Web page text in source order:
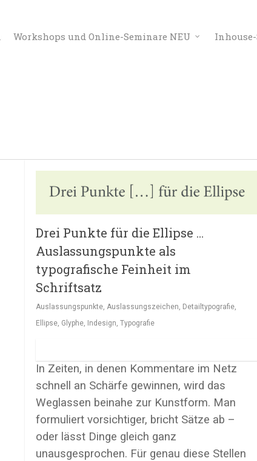
Workshops und Online-Seminare NEU
Drei Punkte für die Ellipse …
Auslassungspunkte als
typografische Feinheit im
Schriftsatz
Auslassungspunkte Auslassungszeichen Detailtypografie
Ellipse Glyphe Indesign Typografie
In Zeiten, in denen Kommentare im Netz
schnell an Schärfe gewinnen, wird das
Weglassen beinahe zur Kunstform. Man
formuliert vorsichtiger, bricht Sätze ab –
oder lässt Dinge gleich ganz
unausgesprochen. Für genau diese Stellen